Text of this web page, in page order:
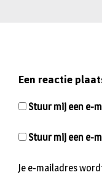
Een reactie
Je e-mailadres
Stuur mij een e-
Stuur mij een e-